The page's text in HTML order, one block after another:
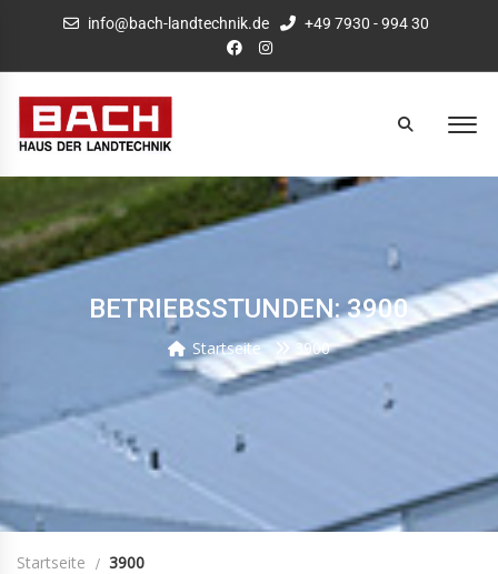
info@bach-landtechnik.de +49 7930 - 994 30
BETRIEBSSTUNDEN: 3900
Startseite 3900
Startseite 3900